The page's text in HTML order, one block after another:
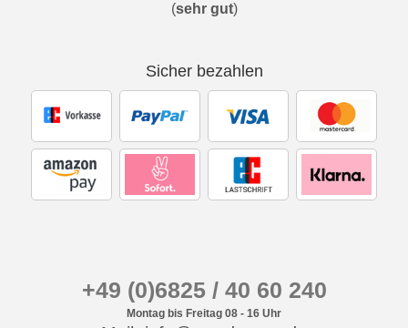
(sehr gut)
Sicher bezahlen
+49 (0)6825 / 40 60 240
Montag bis Freitag 08 - 16 Uhr